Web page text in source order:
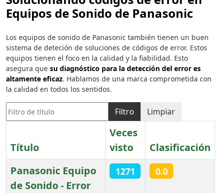
Equipos de Sonido de Panasonic
Los equipos de sonido de Panasonic también tienen un buen
sistema de deteción de soluciones de códigos de error. Estos
equipos tienen el foco en la calidad y la fiabilidad. Esto
asegura que su diagnóstico para la detección del error es
altamente eficaz. Hablamos de una marca comprometida con
la calidad en todos los sentidos.
Filtro de título
Filtro Limpiar
Título
Veces
visto
Clasificación
Panasonic Equipo
de Sonido - Error
1271 0.0